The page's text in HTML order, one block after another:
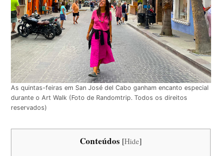
As quintas-feiras em San José del Cabo ganham encanto especial
durante o Art Walk (Foto de Randomtrip. Todos os direitos
reservados)
Conteúdos [Hide]